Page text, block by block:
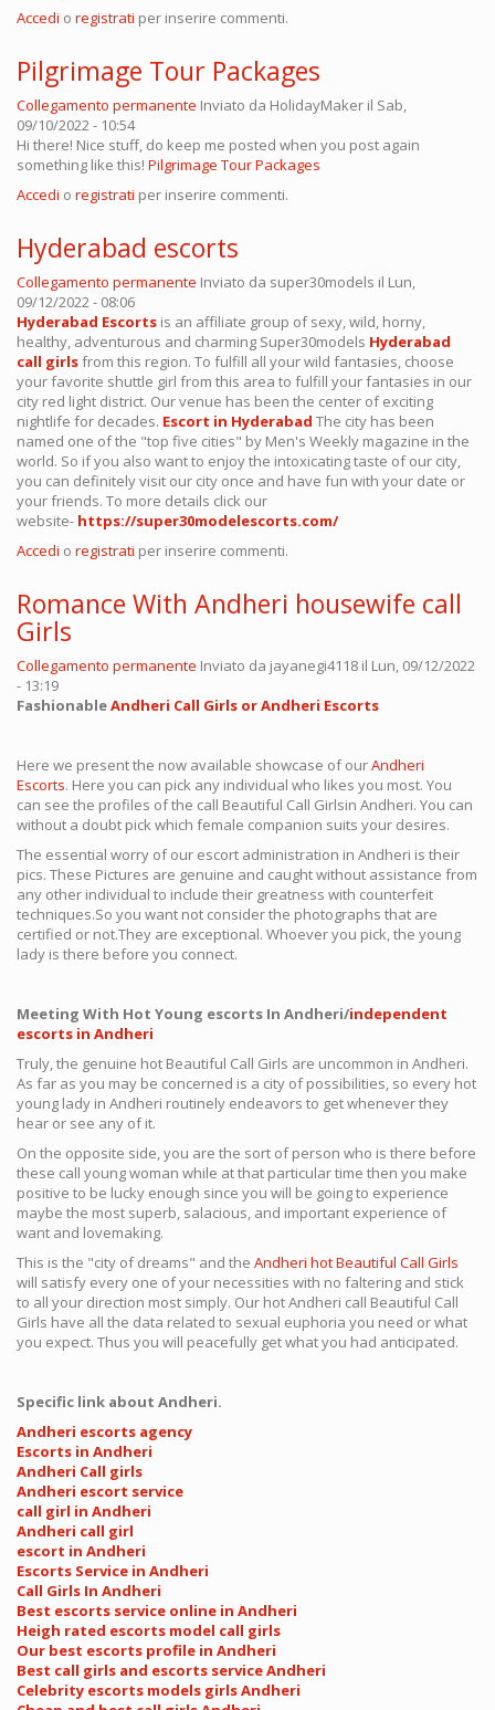
Accedi o registrati per inserire commenti.
Pilgrimage Tour Packages
Collegamento permanente Inviato da HolidayMaker il Sab,
09/10/2022 - 10:54
Hi there! Nice stuff, do keep me posted when you post again
something like this! Pilgrimage Tour Packages
Accedi o registrati per inserire commenti.
Hyderabad escorts
Collegamento permanente Inviato da super30models il Lun,
09/12/2022 - 08:06
Hyderabad Escorts is an affiliate group of sexy, wild, horny,
healthy, adventurous and charming Super30models Hyderabad
call girlsfrom this region. To fulfill all your wild fantasies, choose
your favorite shuttle girl from this area to fulfill your fantasies in our
city red light district. Our venue has been the center of exciting
nightlife for decades. Escort in Hyderabad The city has been
named one of the "top five cities" by Men's Weekly magazine in the
world. So if you also want to enjoy the intoxicating taste of our city,
you can definitely visit our city once and have fun with your date or
your friends. To more details click our
website- https://super30modelescorts.com/
Accedi o registrati per inserire commenti.
Romance With Andheri housewife call
Girls
Collegamento permanente Inviato da jayanegi4118 il Lun, 09/12/2022
- 13:19
FashionableAndheri Call Girls or Andheri Escorts
Here we present the now available showcase of ourAndheri
Escorts. Here you can pick any individual who likes you most. You
can see the profiles of the call Beautiful Call Girlsin Andheri. You can
without a doubt pick which female companion suits your desires.
The essential worry of our escort administration in Andheri is their
pics. These Pictures are genuine and caught without assistance from
any other individual to include their greatness with counterfeit
techniques.So you want not consider the photographs that are
certified or not.They are exceptional. Whoever you pick, the young
lady is there before you connect.
Meeting With Hot Young escorts In Andheri/independent
escorts in Andheri
Truly, the genuine hot Beautiful Call Girls are uncommon in Andheri.
As far as you may be concerned is a city of possibilities, so every hot
young lady in Andheri routinely endeavors to get whenever they
hear or see any of it.
On the opposite side, you are the sort of person who is there before
these call young woman while at that particular time then you make
positive to be lucky enough since you will be going to experience
maybe the most superb, salacious, and important experience of
want and lovemaking.
This is the "city of dreams" and the Andheri hot Beautiful Call Girls
will satisfy every one of your necessities with no faltering and stick
to all your direction most simply. Our hot Andheri call Beautiful Call
Girls have all the data related to sexual euphoria you need or what
you expect. Thus you will peacefully get what you had anticipated.
Specific link about Andheri.
Andheri escorts agency
Escorts in Andheri
Andheri Call girls
Andheri escort service
call girl in Andheri
Andheri call girl
escort in Andheri
Escorts Service in Andheri
Call Girls In Andheri
Best escorts service online in Andheri
Heigh rated escorts model call girls
Our best escorts profile in Andheri
Best call girls and escorts service Andheri
Celebrity escorts models girls Andheri